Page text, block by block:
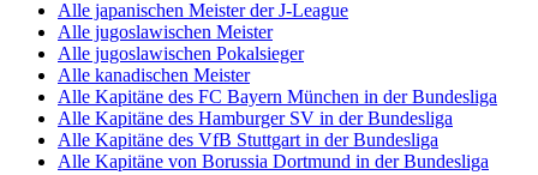
Alle japanischen Meister der J-League
Alle jugoslawischen Meister
Alle jugoslawischen Pokalsieger
Alle kanadischen Meister
Alle Kapitäne des FC Bayern München in der Bundesliga
Alle Kapitäne des Hamburger SV in der Bundesliga
Alle Kapitäne des VfB Stuttgart in der Bundesliga
Alle Kapitäne von Borussia Dortmund in der Bundesliga